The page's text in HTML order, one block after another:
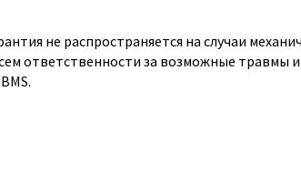
не распространяется на случаи
ответственности за возможные травмы